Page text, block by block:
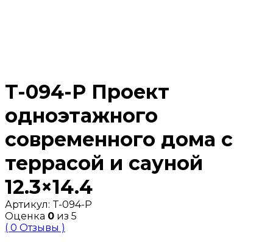
T-094-P Проект
одноэтажного
современного дома с
террасой и сауной
12.3×14.4
Артикул: T-094-P
Оценка 0 из 5
( 0 Отзывы )